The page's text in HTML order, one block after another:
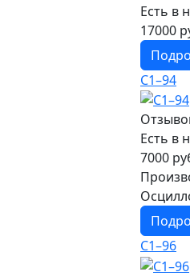
Есть в
17000
С1–94
Есть в
7000
С1–96